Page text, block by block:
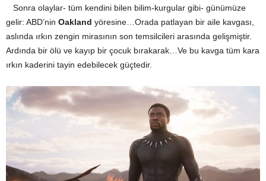
Sonra olaylar- tüm kendini bilen bilim-kurgular gibi- günümüze
gelir: ABD’nin Oakland yöresine…Orada patlayan bir aile kavgası,
aslında ırkın zengin mirasının son temsilcileri arasında gelişmiştir.
Ardında bir ölü ve kayıp bir çocuk bırakarak…Ve bu kavga tüm kara
ırkın kaderini tayin edebilecek güçtedir.